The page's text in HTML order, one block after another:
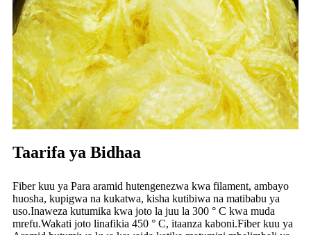
Taarifa ya Bidhaa
Fiber kuu ya Para aramid hutengenezwa kwa filament, ambayo
huosha, kupigwa na kukatwa, kisha kutibiwa na matibabu ya
uso.Inaweza kutumika kwa joto la juu la 300 ° C kwa muda
mrefu.Wakati joto linafikia 450 ° C, itaanza kaboni.Fiber kuu ya